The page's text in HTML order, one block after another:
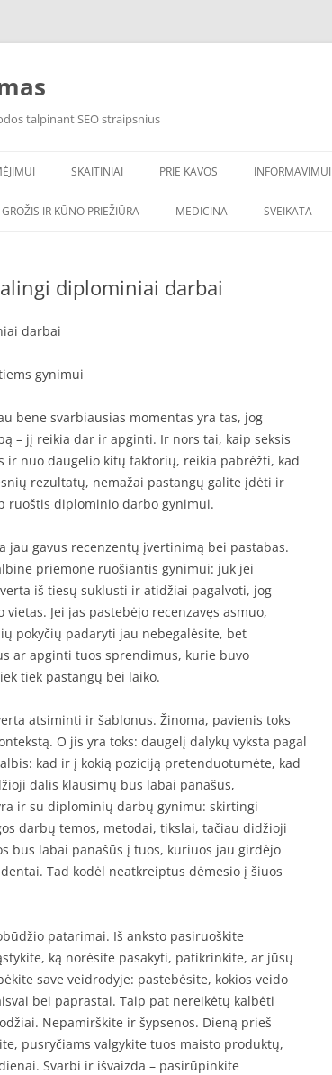
talpinant SEO straipsnius
VANDENS FILTRAI
SKAITINIAI PRIE KAVOS INFORMAVIMUI
GROŽIS IR KŪNO PRIEŽIŪRA MEDICINA SVEIKATA
diplominiai darbai
darbai
gynimui
bene svarbiausias momentas yra tas, jog
– jį reikia dar ir apginti. Ir nors tai, kaip seksis
nuo daugelio kitų faktorių, reikia pabrėžti, kad
rezultatų, nemažai pastangų galite įdėti ir
ruoštis diplominio darbo gynimui.
jau gavus recenzentų įvertinimą bei pastabas.
priemone ruošiantis gynimui: juk jei
iš tiesų suklusti ir atidžiai pagalvoti, jog
Jei jas pastebėjo recenzavęs asmuo,
pokyčių padaryti jau nebegalėsite, bet
ar apginti tuos sprendimus, kurie buvo
tiek pastangų bei laiko.
atsiminti ir šablonus. Žinoma, pavienis toks
O jis yra toks: daugelį dalykų vyksta pagal
kad ir į kokią poziciją pretenduotumėte, kad
dalis klausimų bus labai panašūs,
ir su diplominių darbų gynimu: skirtingi
darbų temos, metodai, tikslai, tačiau didžioji
bus labai panašūs į tuos, kuriuos jau girdėjo
Tad kodėl neatkreiptus dėmesio į šiuos
patarimai. Iš anksto pasiruoškite
ką norėsite pasakyti, patikrinkite, ar jūsų
save veidrodyje: pastebėsite, kokios veido
bei paprastai. Taip pat nereikėtų kalbėti
Nepamirškite ir šypsenos. Dieną prieš
pusryčiams valgykite tuos maisto produktų,
Svarbi ir išvaizda – pasirūpinkite